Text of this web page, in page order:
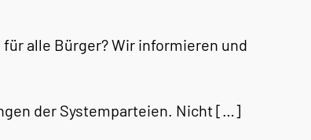
alle Bürger? Wir informieren und
der Systemparteien. Nicht […]